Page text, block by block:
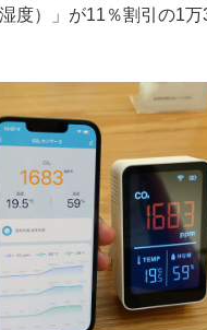
度）」が11％割引の1